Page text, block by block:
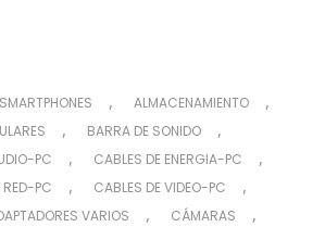
, ALMACENAMIENTO ,
, BARRA DE SONIDO ,
PC , CABLES DE ENERGIA-PC ,
RED-PC , CABLES DE VIDEO-PC ,
VARIOS , CÁMARAS ,